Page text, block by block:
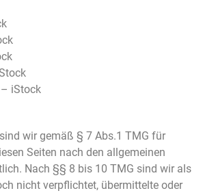
iStock
wir gemäß § 7 Abs.1 TMG für
Seiten nach den allgemeinen
Nach §§ 8 bis 10 TMG sind wir als
nicht verpflichtet, übermittelte oder